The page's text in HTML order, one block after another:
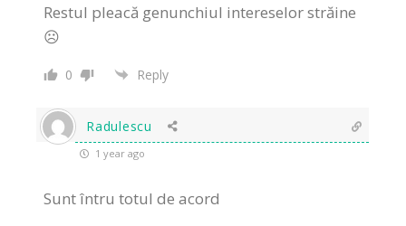
Restul pleacă genunchiul intereselor străine
☹️
0 Reply
Radulescu
1 year ago
Sunt întru totul de acord